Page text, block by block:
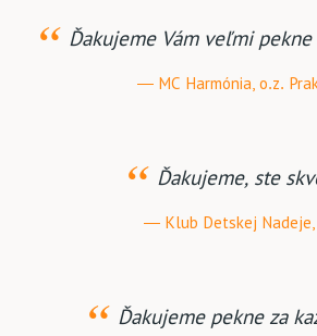
Ďakujeme Vám veľmi pekne
MC Harmónia, o.z.
Ďakujeme, ste
Klub Detskej Nadeje,
Ďakujeme pekne za